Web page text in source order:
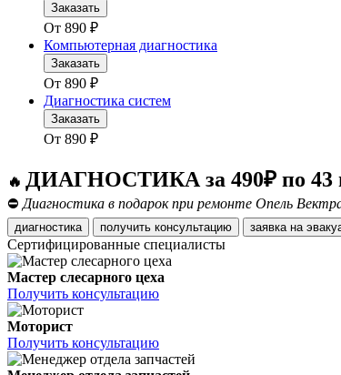
Заказать
От 890 ₽
Компьютерная диагностика
Заказать
От 890 ₽
Диагностика систем
Заказать
От 890 ₽
🔥 ДИАГНОСТИКА за 490₽ по 43
⛔ Диагностика в подарок при ремонте Опель
диагностика получить консультацию заявка на
Сертифицированные специалисты
Мастер слесарного цеха
Получить консультацию
Моторист
Получить консультацию